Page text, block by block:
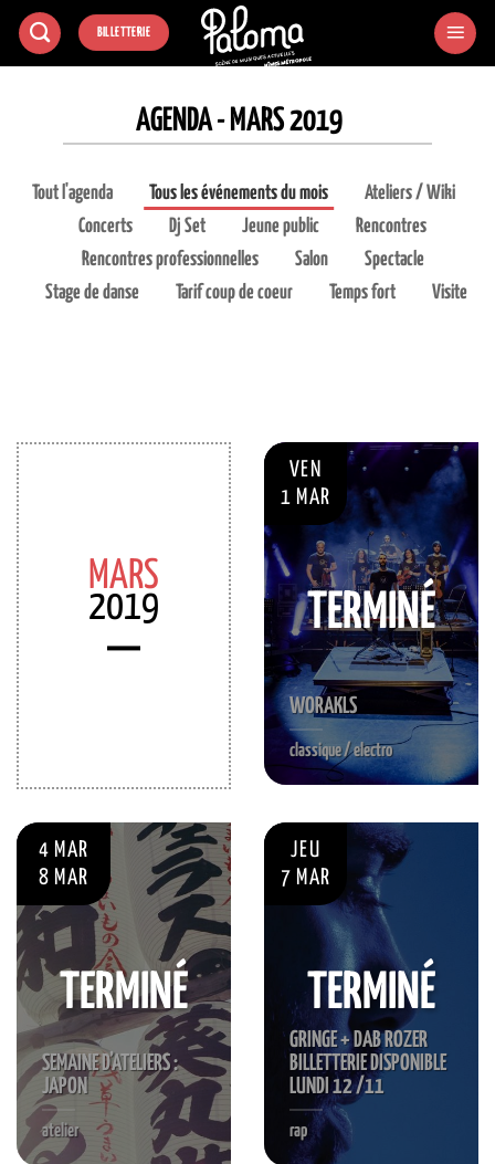
Passer
BILLETTERIE
AGENDA - MARS 2019
Tout l'agenda Tous les événements du mois
Ateliers / Wiki
Concerts
Dj Set Jeune public
Rencontres
Rencontres professionnelles
Salon
Spectacle
Stage de danse
Tarif coup de coeur Temps fort Visite
MARS
2019
VEN
1 MAR
WORAKLS
classique / electro
TERMINÉ
4 MAR
8 MAR
SEMAINE D’ATELIERS :
JAPON
atelier
TERMINÉ
JEU
7 MAR
GRINGE + DAB ROZER
BILLETTERIE DISPONIBLE
LUNDI 12 /11
rap
TERMINÉ